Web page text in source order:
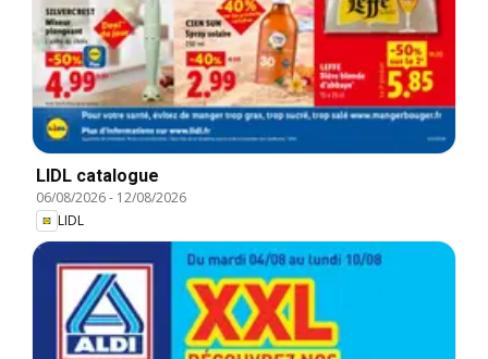
LIDL catalogue
06/08/2026- 12/08/2026
LIDL